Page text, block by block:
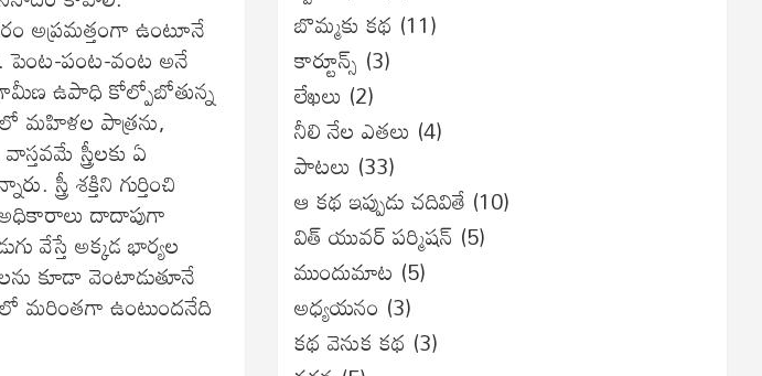
అప్రమత్తంగా ఉంటూనే
పెంట-పంట-వంట అనే
ఉపాధి కోల్పోబోతున్న
మహిళల పాత్రను,
స్త్రీలకు ఏ
శక్తిని గుర్తించి
అధికారాలు దాదాపుగా
వేస్తే అక్కడ భార్యల
కూడా వెంటాడుతూనే
మరింతగా ఉంటుందనేది
బొమ్మకు కథ (11)
కార్టూన్స్ (3)
లేఖలు (2)
నీలి నేల ఎతలు (4)
పాటలు (33)
ఆ కథ ఇప్పుడు చదివితే (10)
విత్ యువర్ పర్మిషన్ (5)
ముందుమాట (5)
అధ్యయనం (3)
కథ వెనుక కథ (3)